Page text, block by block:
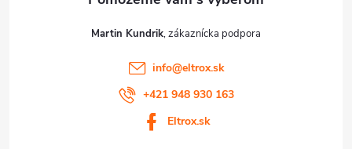
Martin Kundrik
info@eltrox.sk
+421 948 930 163
Eltrox.sk